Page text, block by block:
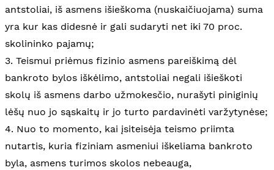
antstoliai, iš asmens išieškoma (nuskaičiuojama) suma
yra kur kas didesnė ir gali sudaryti net iki 70 proc.
skolininko pajamų;
3. Teismui priėmus fizinio asmens pareiškimą dėl
bankroto bylos iškėlimo, antstoliai negali išieškoti
skolų iš asmens darbo užmokesčio, nurašyti piniginių
lėšų nuo jo sąskaitų ir jo turto pardavinėti varžytynėse;
4. Nuo to momento, kai įsiteisėja teismo priimta
nutartis, kuria fiziniam asmeniui iškeliama bankroto
byla, asmens turimos skolos nebeauga,